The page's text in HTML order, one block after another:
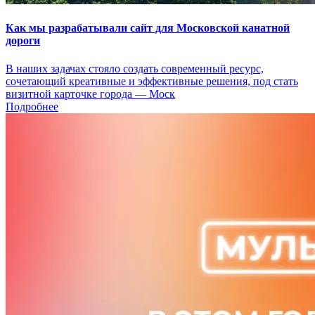
Как мы разрабатывали сайт для Московской канатной
дороги
В наших задачах стояло создать современный ресурс,
сочетающий креативные и эффективные решения, под стать
визитной карточке города — Моск
Подробнее